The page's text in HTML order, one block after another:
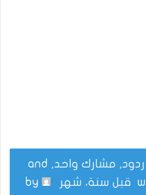
This topic has 0 ردود, مشارك واحد, and
قبل سنة، شهر